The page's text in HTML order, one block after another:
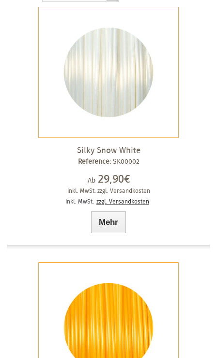
Silky Snow White
Reference: SK00002
Ab 29,90€
inkl. MwSt. zzgl. Versandkosten
inkl. MwSt. zzgl. Versandkosten
Mehr